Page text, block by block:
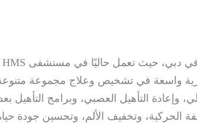
واسعة في تشخيص وعلاج مجموعة
وإعادة التأهيل العصبي، وبرامج التأهيل
الحركية، وتخفيف الألم، وتحسين جودة